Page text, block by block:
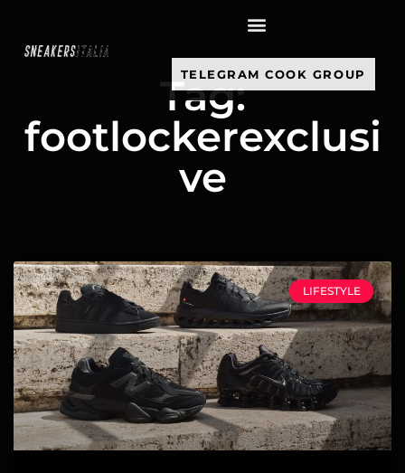
TELEGRAM COOK GROUP
Tag:
footlockerexclusi
ve
LIFESTYLE